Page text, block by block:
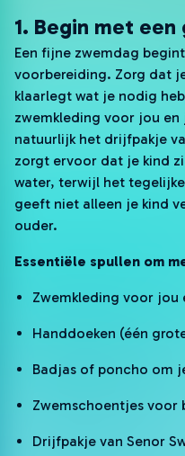
1. Begin met
Een fijne zwemdag
voorbereiding. Zorg dat
klaarlegt wat je nodig
zwemkleding voor jou en
natuurlijk het drijfpakje
zorgt ervoor dat je kind
water, terwijl het
geeft niet alleen je kind
ouder.
Essentiële spullen om
Zwemkleding voor jou
Handdoeken (één
Badjas of poncho om
Zwemschoentjes voor
Drijfpakje van Senor